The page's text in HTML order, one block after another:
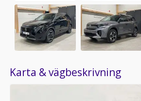
Karta & vägbeskrivning